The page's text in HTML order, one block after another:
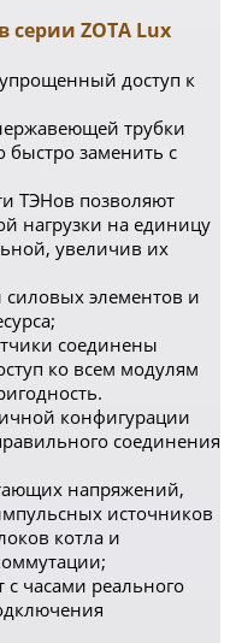
серии ZOTA Lux
доступ к
трубки
заменить с
ТЭНов позволяют
нагрузки на единицу
увеличив их
силовых элементов и
соединены
ко всем модулям
конфигурации
соединения
напряжений,
источников
котла и
с часами реального